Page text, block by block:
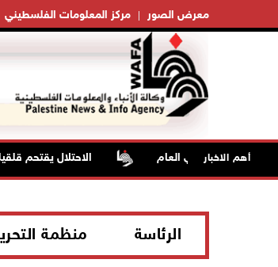
مركز المعلومات الفلسطيني معرض الصور
أهم الاخبار
معدلها السنوي العام الاحتلال يقتحم
الرئاسة منظمة